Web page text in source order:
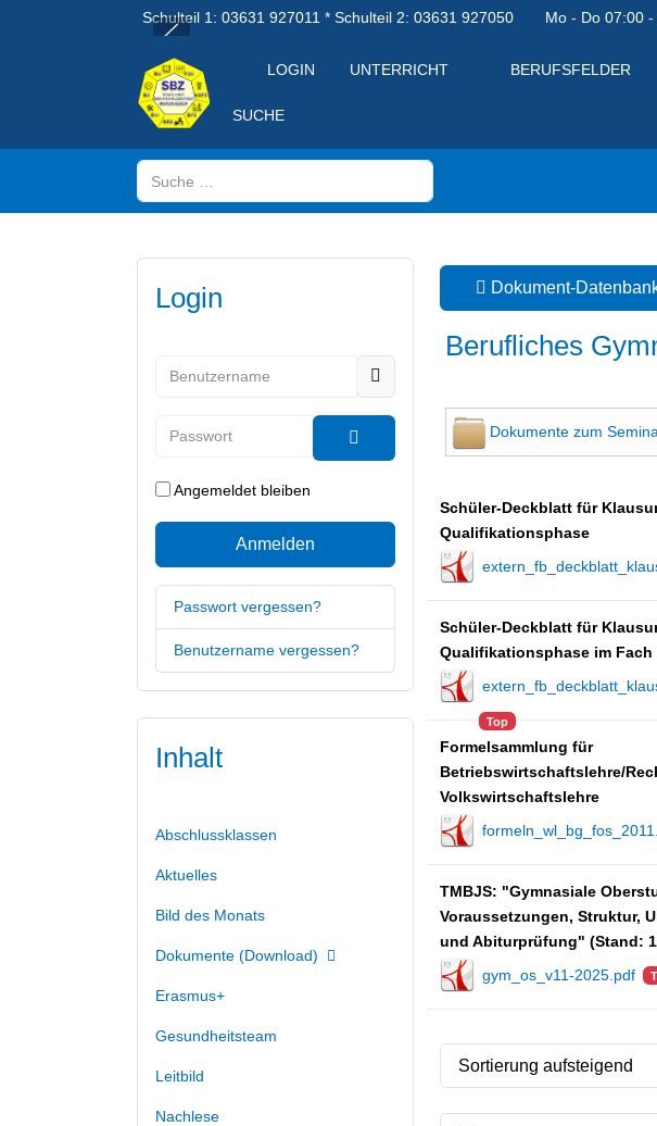
Schulteil 1: 03631 927011 * Schulteil 2: 03631 927050 Mo - Do 07:00
LOGIN UNTERRICHT BERUFSFELDER
SUCHE
Suchen
Login
Passwort anzeigen
Angemeldet bleiben
Anmelden
Passwort vergessen?
Benutzername vergessen?
Inhalt
Abschlussklassen
Aktuelles
Bild des Monats
Dokumente (Download)
Erasmus+
Gesundheitsteam
Leitbild
Nachlese
Dokument-
Berufliches
Dokumente zum
Schüler-Deckblatt für
Qualifikationsphase
Schüler-Deckblatt für
Qualifikationsphase im Fach
Top
Formelsammlung für
Betriebswirtschaftslehre/
Volkswirtschaftslehre
TMBJS: "Gymnasiale
Voraussetzungen, Struktur,
und Abiturprüfung" (Stand:
gym_os_v11-2025.pdf